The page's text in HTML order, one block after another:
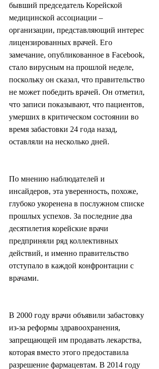
бывший председатель Корейской
медицинской ассоциации –
организации, представляющий интерес
лицензированных врачей. Его
замечание, опубликованное в Facebook,
стало вирусным на прошлой неделе,
поскольку он сказал, что правительство
не может победить врачей. Он отметил,
что записи показывают, что пациентов,
умерших в критическом состоянии во
время забастовки 24 года назад,
оставляли на несколько дней.
По мнению наблюдателей и
инсайдеров, эта уверенность, похоже,
глубоко укоренена в послужном списке
прошлых успехов. За последние два
десятилетия корейские врачи
предприняли ряд коллективных
действий, и именно правительство
отступало в каждой конфронтации с
врачами.
В 2000 году врачи объявили забастовку
из-за реформы здравоохранения,
запрещающей им продавать лекарства,
которая вместо этого предоставила
разрешение фармацевтам. В 2014 году